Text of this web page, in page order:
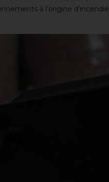
à l’origine d’incendie